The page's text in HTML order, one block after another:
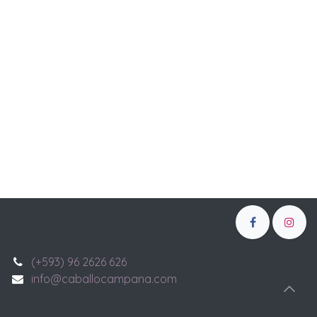
(+593) 96 2626 626
info@caballocampana.com